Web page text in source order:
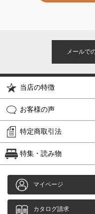
メールで
当店の特徴
お客様の声
特定商取引法
特集・読み物
マイページ
カタログ請求